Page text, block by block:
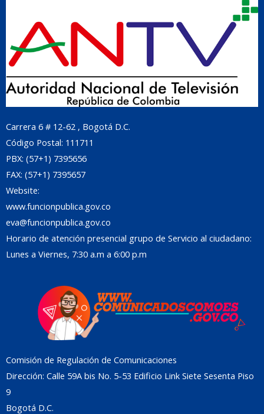
Carrera 6 # 12-62 , Bogotá D.C.
Código Postal: 111711
PBX: (57+1) 7395656
FAX: (57+1) 7395657
Website:
www.funcionpublica.gov.co
eva@funcionpublica.gov.co
Horario de atención presencial grupo de Servicio al ciudadano:
Lunes a Viernes, 7:30 a.m a 6:00 p.m
Comisión de Regulación de Comunicaciones
Dirección: Calle 59A bis No. 5-53 Edificio Link Siete Sesenta Piso
9
Bogotá D.C.